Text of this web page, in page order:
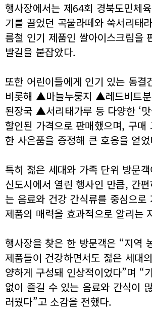
행사장에서는 제64회 경북도민체
기를 끌었던 곡물라떼와 쑥서리태
름철 인기 제품인 쌀아이스크림을
발길을 붙잡았다.
또한 어린이들에게 인기 있는 동결
비롯해 ▲마늘누룽지 ▲레드비트
된장국 ▲서리태가루 등 다양한 ‘
할인된 가격으로 판매했으며, 구매
한 사은품을 증정해 큰 호응을 얻었
특히 젊은 세대와 가족 단위 방문
신도시에서 열린 행사인 만큼, 간
는 음료와 건강 간식류를 중심으로
제품의 매력을 효과적으로 알리는
행사장을 찾은 한 방문객은 “지역
제품들이 건강하면서도 젊은 세대
양하게 구성돼 인상적이었다”며 “
없이 즐길 수 있는 음료와 간식이
러웠다”고 소감을 전했다.